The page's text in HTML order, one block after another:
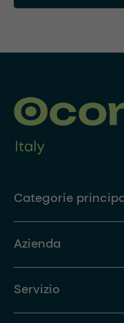
Categorie
Azienda
Servizio